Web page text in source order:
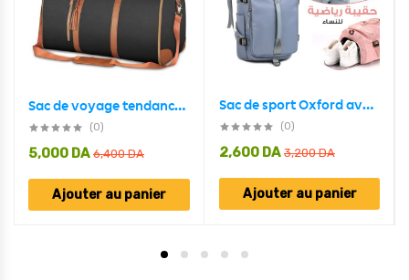
Sac de voyage tendance en PU Grand Capacité et Pliable
(0)
6,400DA
5,000 DA
Ajouter au panier
Sac de sport Oxford avec compartiment à chaussures imperméable
(0)
3,200DA
2,600 DA
Ajouter au panier